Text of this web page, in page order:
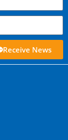
Receive News